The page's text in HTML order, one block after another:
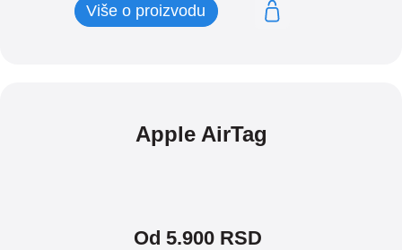
Više o proizvodu
Apple AirTag
Od 5.900 RSD